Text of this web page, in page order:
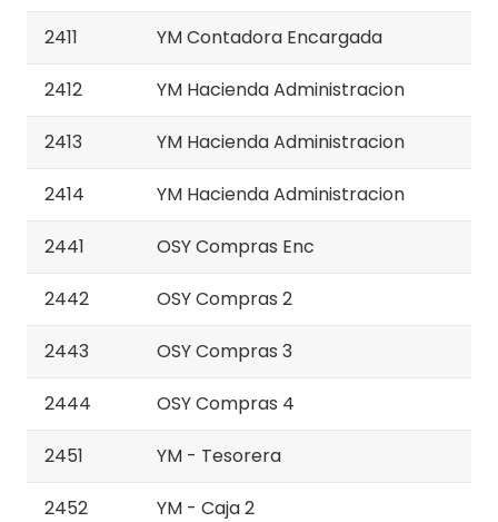
2411 YM Contadora Encargada
2412 YM Hacienda Administracion
2413 YM Hacienda Administracion
2414 YM Hacienda Administracion
2441 OSY Compras Enc
2442 OSY Compras 2
2443 OSY Compras 3
2444 OSY Compras 4
2451 YM - Tesorera
2452 YM - Caja 2